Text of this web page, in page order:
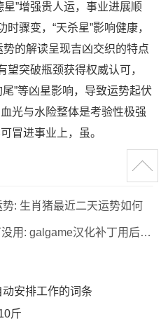
”增强贵人运，事业进展顺
骤变，“天杀星”影响健康，
的解读呈现吉凶交织的特点
望突破瓶颈获得权威认可，
尾”等凶星影响，导致运势起伏
光与水险整体是考验性极强
冒进事业上，虽。
: 生肖猪最近二天运势如何
: galgame汉化补丁用后乱码
安排工作的词条
斤